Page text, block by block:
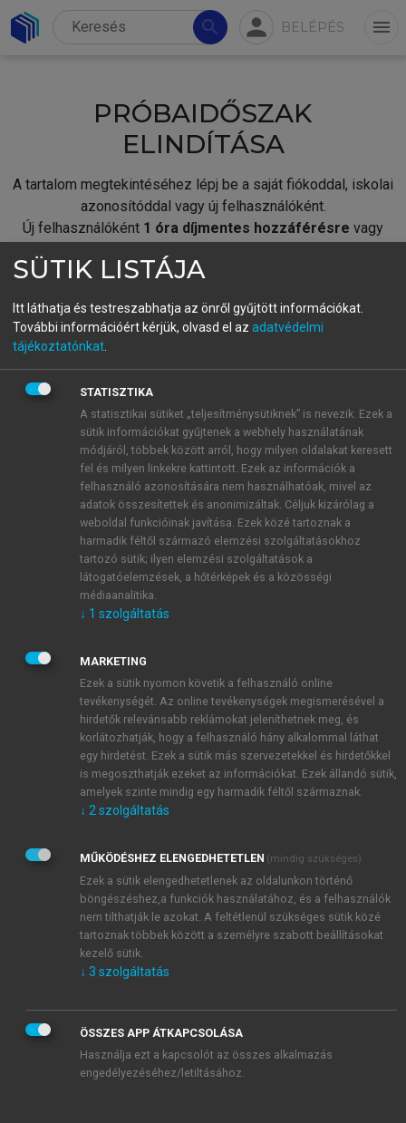
search person BELÉPÉS menu
PRÓBAIDŐSZAK
ELINDÍTÁSA
A tartalom megtekintéséhez lépj be a saját fiókoddal, iskolai
azonosítóddal vagy új felhasználóként.
Új felhasználóként 1 óra díjmentes hozzáférésre vagy
fiókoddal,vagy hozz létre új fiókot.
A regisztráció után apróbaidőszakautomatikusan
BELÉPÉS SAJÁT FIÓKKAL
ÚJ FIÓK LÉTREHOZÁSA
1 óra díjmentes hozzáférés
E-MAIL-CÍM
JELSZÓ
JELSZÓ ÚJRA
Kérek értesítést a MeRSZ újdonságairól, akcióiról.
Kérek értesítést az Akadémiai Kiadó Zrt. újdonságairól,
Adatkezelési tájékoztatóbanfoglaltakat tudomásul
veszem és elfogadom.
Általános vásárlási feltételeket, valamint a szotar.netés a
mersz.huoldalak licencszerződéseiben foglaltakat
tudomásul veszem és elfogadom.
KIPRÓBÁLOM
SÜTIK LISTÁJA
Itt láthatja és testreszabhatja az önről gyűjtött információkat.
További információért kérjük, olvasd el az adatvédelmi
tájékoztatónkat
STATISZTIKA
A statisztikai sütiket „teljesítménysütiknek” is nevezik. Ezek a
sütik információkat gyűjtenek a webhely használatának
módjáról, többek között arról, hogy milyen oldalakat keresett
fel és milyen linkekre kattintott. Ezek az információk a
felhasználó azonosítására nem használhatóak, mivel az
adatok összesítettek és anonimizáltak. Céljuk kizárólag a
weboldal funkcióinak javítása. Ezek közé tartoznak a
harmadik féltől származó elemzési szolgáltatásokhoz
tartozó sütik; ilyen elemzési szolgáltatások a
látogatóelemzések, a hőtérképek és a közösségi
médiaanalitika.
↓ 1 szolgáltatás
MARKETING
Ezek a sütik nyomon követik a felhasználó online
tevékenységét. Az online tevékenységek megismerésével a
hirdetők relevánsabb reklámokat jeleníthetnek meg, és
korlátozhatják, hogy a felhasználó hány alkalommal láthat
egy hirdetést. Ezek a sütik más szervezetekkel és hirdetőkkel
is megoszthatják ezeket az információkat. Ezek állandó sütik,
amelyek szinte mindig egy harmadik féltől származnak.
↓ 2 szolgáltatás
MŰKÖDÉSHEZ ELENGEDHETETLEN (mindig szükséges)
Ezek a sütik elengedhetetlenek az oldalunkon történő
böngészéshez,a funkciók használatához, és a felhasználók
nem tilthatják le azokat. A feltétlenül szükséges sütik közé
tartoznak többek között a személyre szabott beállításokat
kezelő sütik.
↓ 3 szolgáltatás
ÖSSZES APP ÁTKAPCSOLÁSA
Használja ezt a kapcsolót az összes alkalmazás
engedélyezéséhez/letiltásához.